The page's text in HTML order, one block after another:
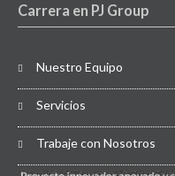
Carrera en PJ Group
Nuestro Equipo
Servicios
Trabaje con Nosotros